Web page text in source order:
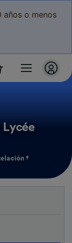
años o menos
†